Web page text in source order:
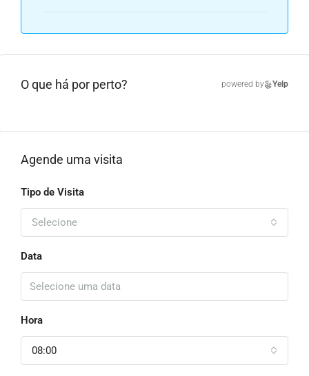
O que há por perto? powered by Yelp
Agende uma visita
Tipo de Visita
Selecione
Data
Hora
08:00